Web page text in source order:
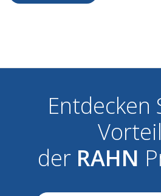
Entdecken
der RAHN